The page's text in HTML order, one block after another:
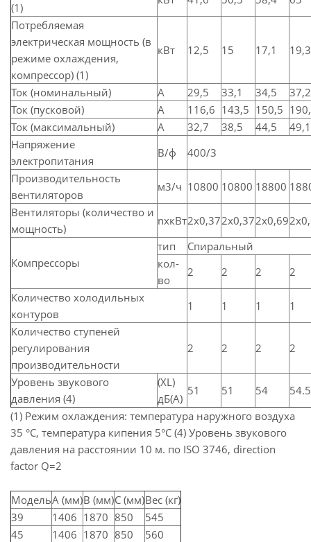
(1)
Потребляемая
электрическая мощность (в
режиме охлаждения,
компрессор) (1)
кВт 12,5 15 17,1 19,3
Ток (номинальный) A 29,5 33,1 34,5
37,2
Ток (пусковой)
A 116,6 143,5 150,5
Ток (максимальный)
A 32,7 38,5 44,5
49,1
Напряжение
электропитания
В/ф
400/3
Производительность
вентиляторов
м3/ч 10800 10800 18800
Вентиляторы (количество и
мощность)
nxкВт2x0,372x0,372x0,69
Компрессоры
тип
Спиральный
кол­
во
2 2 2
2
Количество холодильных
контуров
1 1 1
1
Количество ступеней
регулирования
производительности
2 2 2 2
Уровень звукового
давления (4)
(XL)
дБ(A)
51 51 54
54.5
(1) Режим охлаждения: температура наружного воздуха
35 °C, температура кипения 5°C (4) Уровень звукового
давления на расстоянии 10 м. по ISO 3746, direction
factor Q=2
МодельA (мм)B (мм)C (мм)Вес (кг)
39
1406 1870 850
545
45
1406 1870 850
560